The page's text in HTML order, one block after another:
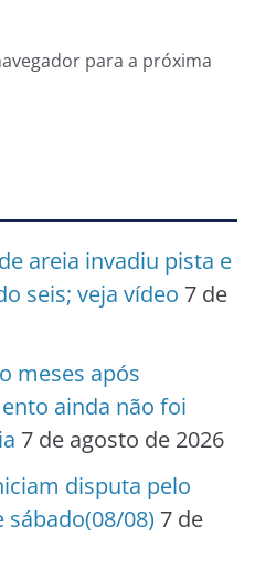
para a próxima
areia invadiu pista e
seis; veja vídeo 7 de
meses após
ainda não foi
7 de agosto de 2026
disputa pelo
sábado(08/08) 7 de